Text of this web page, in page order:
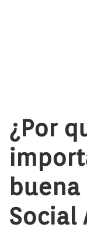
¿Por
Social